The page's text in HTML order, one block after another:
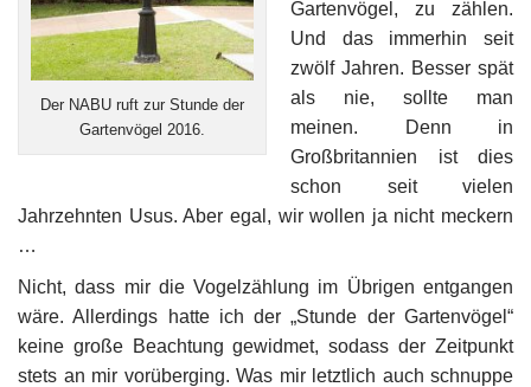
Der NABU ruft zur Stunde der
Gartenvögel 2016.
Gartenvögel, zu zählen.
Und das immerhin seit
zwölf Jahren. Besser spät
als nie, sollte man
meinen. Denn in
Großbritannien ist dies
schon seit vielen
Jahrzehnten Usus. Aber egal, wir wollen ja nicht meckern
…
Nicht, dass mir die Vogelzählung im Übrigen entgangen
wäre. Allerdings hatte ich der „Stunde der Gartenvögel“
keine große Beachtung gewidmet, sodass der Zeitpunkt
stets an mir vorüberging. Was mir letztlich auch schnuppe